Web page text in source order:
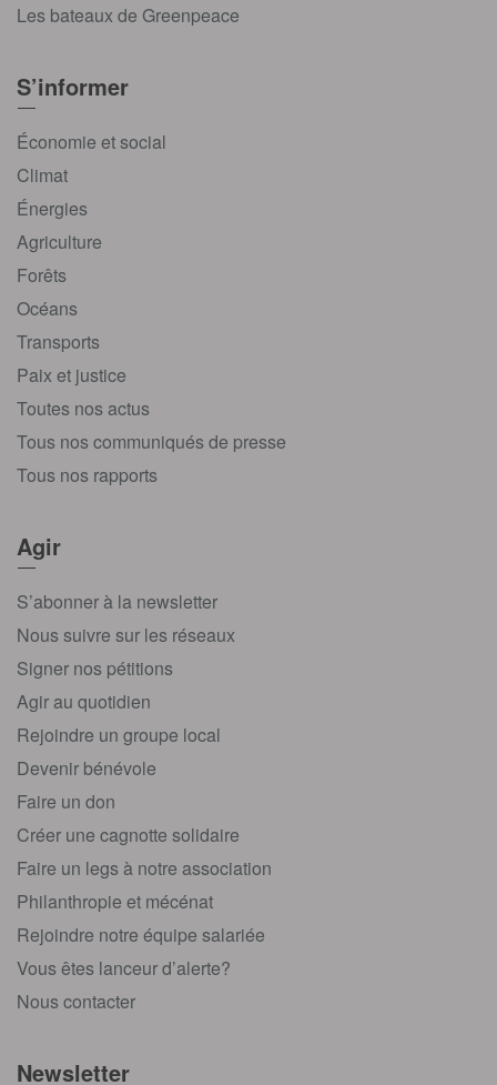
Les bateaux de Greenpeace
S’informer
Économie et social
Climat
Énergies
Agriculture
Forêts
Océans
Transports
Paix et justice
Toutes nos actus
Tous nos communiqués de presse
Tous nos rapports
Agir
S’abonner à la newsletter
Nous suivre sur les réseaux
Signer nos pétitions
Agir au quotidien
Rejoindre un groupe local
Devenir bénévole
Faire un don
Créer une cagnotte solidaire
Faire un legs à notre association
Philanthropie et mécénat
Rejoindre notre équipe salariée
Vous êtes lanceur d’alerte?
Nous contacter
Newsletter